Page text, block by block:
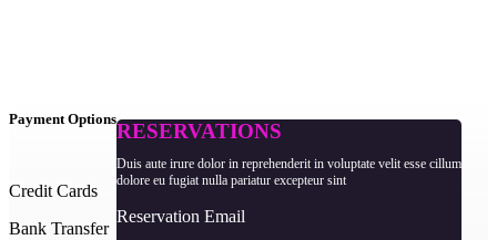
Payment Options
Credit Cards
Bank Transfer
RESERVATIONS
Duis aute irure dolor in reprehenderit in voluptate velit esse cillum
dolore eu fugiat nulla pariatur excepteur sint
Reservation Email